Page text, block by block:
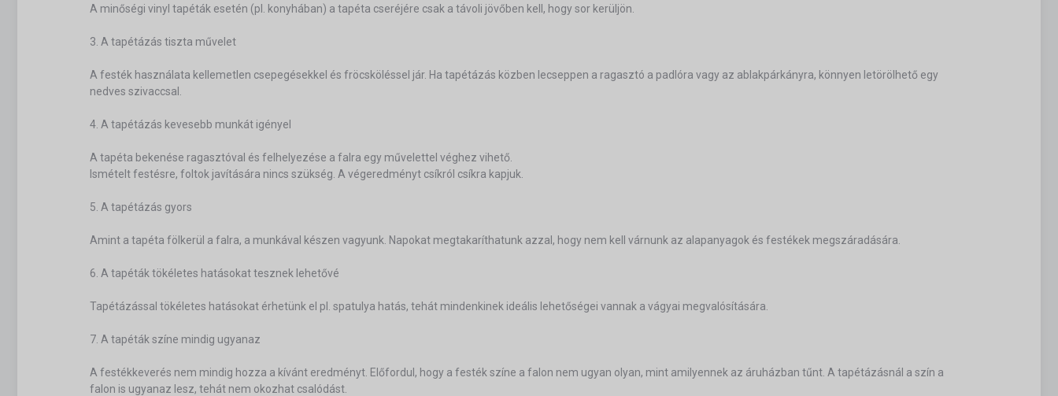
A minőségi vinyl tapéták esetén (pl. konyhában) a tapéta cseréjére csak a távoli jövőben kell, hogy sor kerüljön.
3. A tapétázás tiszta művelet
A festék használata kellemetlen csepegésekkel és fröcsköléssel jár. Ha tapétázás közben lecseppen a ragasztó a padlóra vagy az ablakpárkányra, könnyen letörölhető egy
nedves szivaccsal.
4. A tapétázás kevesebb munkát igényel
A tapéta bekenése ragasztóval és felhelyezése a falra egy művelettel véghez vihető.
Ismételt festésre, foltok javítására nincs szükség. A végeredményt csíkról csíkra kapjuk.
5. A tapétázás gyors
Amint a tapéta fölkerül a falra, a munkával készen vagyunk. Napokat megtakaríthatunk azzal, hogy nem kell várnunk az alapanyagok és festékek megszáradására.
6. A tapéták tökéletes hatásokat tesznek lehetővé
Tapétázással tökéletes hatásokat érhetünk el pl. spatulya hatás, tehát mindenkinek ideális lehetőségei vannak a vágyai megvalósítására.
7. A tapéták színe mindig ugyanaz
A festékkeverés nem mindig hozza a kívánt eredményt. Előfordul, hogy a festék színe a falon nem ugyan olyan, mint amilyennek az áruházban tűnt. A tapétázásnál a szín a
falon is ugyanaz lesz, tehát nem okozhat csalódást.